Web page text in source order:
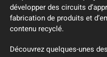
développer des circuits
fabrication de produits et
contenu recyclé.
Découvrez quelques-unes